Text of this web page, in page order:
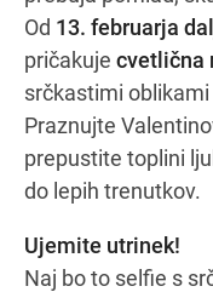
Od 13. februarja
pričakuje cvetlična
srčkastimi
Praznujte
prepustite toplini
do lepih trenutkov.
Ujemite utrinek!
Naj bo to selfie s